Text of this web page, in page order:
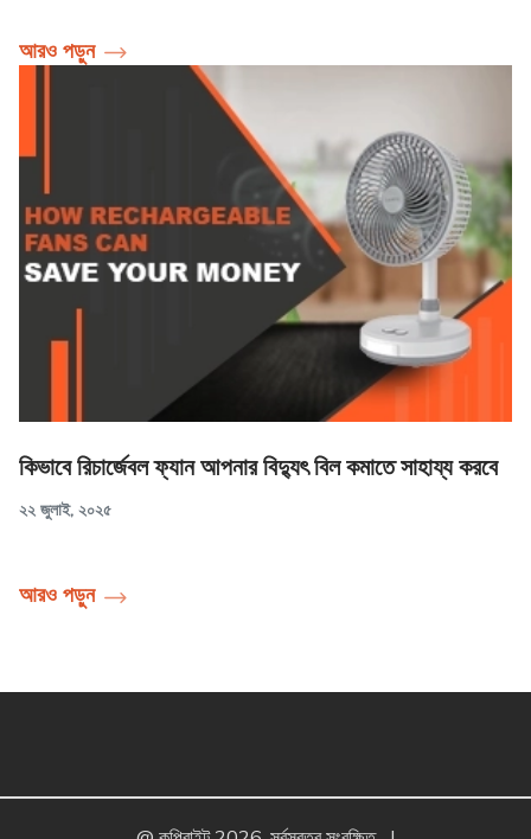
আরও পড়ুন
কিভাবে রিচার্জেবল ফ্যান আপনার বিদ্যুৎ বিল কমাতে সাহায্য করবে
২২ জুলাই, ২০২৫
আরও পড়ুন